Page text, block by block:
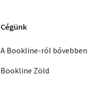
Cégünk
A Bookline-ról bővebben
Bookline Zöld